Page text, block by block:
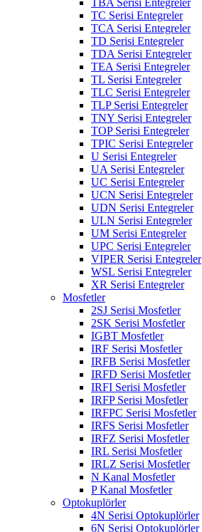
TBA Serisi Entegreler
TC Serisi Entegreler
TCA Serisi Entegreler
TD Serisi Entegreler
TDA Serisi Entegreler
TEA Serisi Entegreler
TL Serisi Entegreler
TLC Serisi Entegreler
TLP Serisi Entegreler
TNY Serisi Entegreler
TOP Serisi Entegreler
TPIC Serisi Entegreler
U Serisi Entegreler
UA Serisi Entegreler
UC Serisi Entegreler
UCN Serisi Entegreler
UDN Serisi Entegreler
ULN Serisi Entegreler
UM Serisi Entegreler
UPC Serisi Entegreler
VIPER Serisi Entegreler
WSL Serisi Entegreler
XR Serisi Entegreler
Mosfetler
2SJ Serisi Mosfetler
2SK Serisi Mosfetler
IGBT Mosfetler
IRF Serisi Mosfetler
IRFB Serisi Mosfetler
IRFD Serisi Mosfetler
IRFI Serisi Mosfetler
IRFP Serisi Mosfetler
IRFPC Serisi Mosfetler
IRFS Serisi Mosfetler
IRFZ Serisi Mosfetler
IRL Serisi Mosfetler
IRLZ Serisi Mosfetler
N Kanal Mosfetler
P Kanal Mosfetler
Optokuplörler
4N Serisi Optokuplörler
6N Serisi Optokuplörler